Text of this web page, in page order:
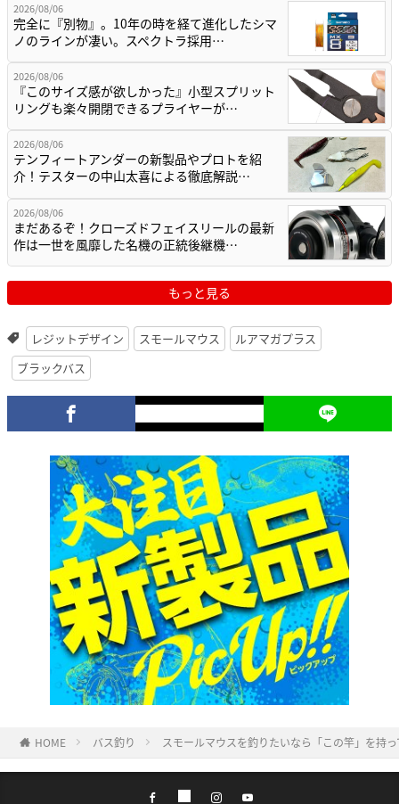
2026/08/06
完全に『別物』。10年の時を経て進化したシマ
ノのラインが凄い。スペクトラ採用…
2026/08/06
『このサイズ感が欲しかった』小型スプリット
リングも楽々開閉できるプライヤーが…
2026/08/06
テンフィートアンダーの新製品やプロトを紹
介！テスターの中山太喜による徹底解説…
2026/08/06
まだあるぞ！クローズドフェイスリールの最新
作は一世を風靡した名機の正統後継機…
もっと見る
レジットデザイン スモールマウス
ルアマガプラス
ブラックバス
HOME バス釣り スモールマウスを釣りたいなら「この竿」を持